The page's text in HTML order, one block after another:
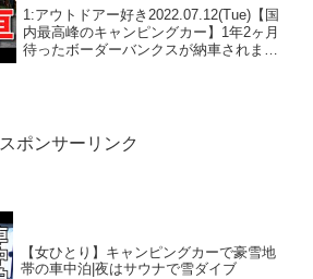
ンと金額も大公開！
1:アウトドアー好き2022.07.12(Tue)【国
内最高峰のキャンピングカー】1年2ヶ月
待ったボーダーバンクスが納車されまし
スポンサーリンク
【女ひとり】キャンピングカーで豪雪地
帯の車中泊|夜はサウナで雪ダイブ